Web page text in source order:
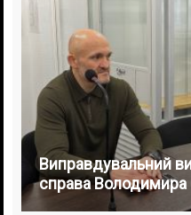
Виправдувальний
справа Володимира